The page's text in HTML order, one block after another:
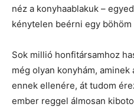
néz a konyhaablakuk –
kénytelen beérni egy
Sok millió honfitársamhoz
még olyan konyhám,
ennek ellenére, át tudom
ember reggel álmosan